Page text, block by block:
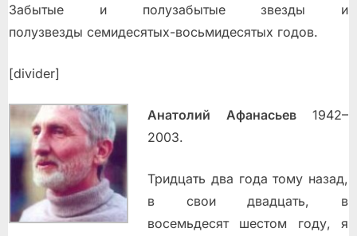
Забытые и полузабытые звезды и
полузвезды семидесятых-восьмидесятых годов.
[divider]
Анатолий Афанасьев1942–
2003.
Тридцать два года тому назад,
в свои двадцать, в
восемьдесят шестом году, я